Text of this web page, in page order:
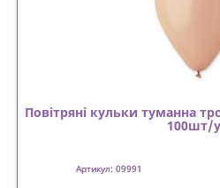
Повітряні кульки туманна
100шт/
Артикул: 09991